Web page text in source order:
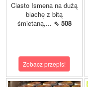
Ciasto Ismena na dużą
blachę z bitą
śmietaną,... ⇖ 508
Zobacz przepis!